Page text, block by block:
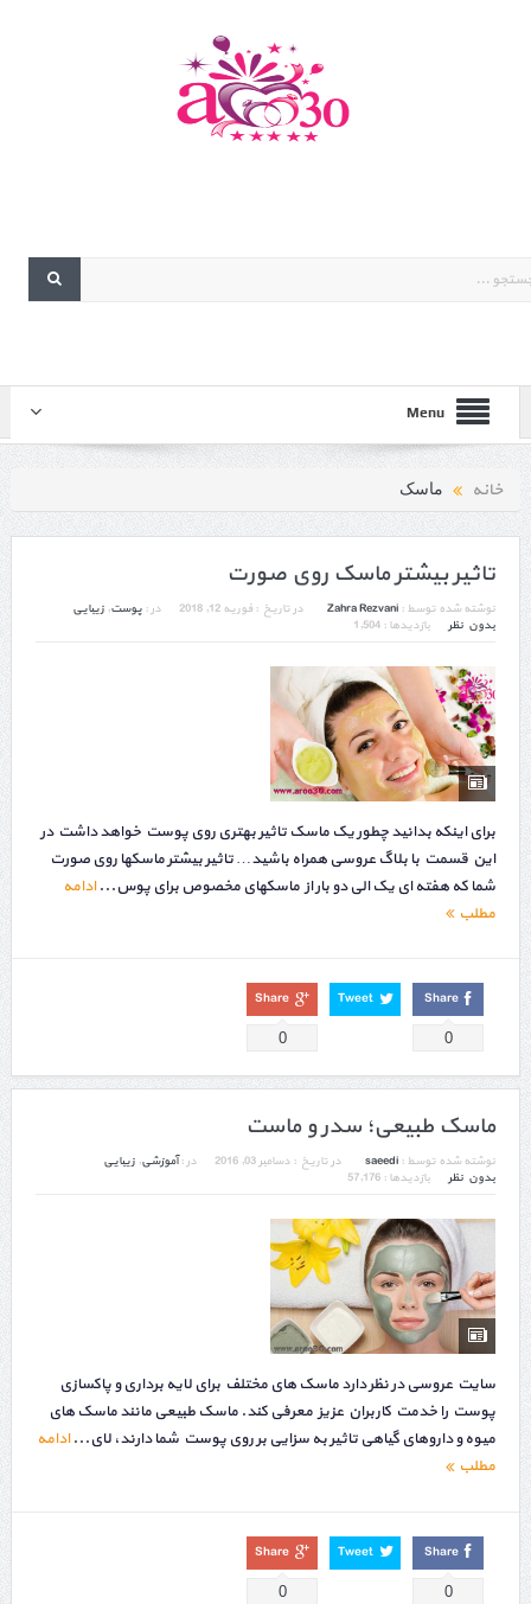
Menu
خانه ماسک
تاثیر بیشتر ماسک روی صورت
نوشته شده توسط : Zahra Rezvani در تاریخ : فوریه 12, 2018 در : پوست, زیبایی
بدون نظر
بازدیدها : 1,504
برای اینکه بدانید چطور یک ماسک تاثیر بهتری روی پوست خواهد داشت در
این قسمت با بلاگ عروسی همراه باشید… تاثیر بیشتر ماسکها روی صورت
شما که هفته ای یک الی دو بار از ماسکهای مخصوص برای پوس...ادامه
مطلب
Share
0
Tweet
Share
0
ماسک طبیعی؛ سدر و ماست
نوشته شده توسط : saeedi در تاریخ : دسامبر 03, 2016 در :آموزشی, زیبایی
بدون نظر
بازدیدها : 57,176
سایت عروسی در نظر دارد ماسک های مختلف برای لایه برداری و پاکسازی
پوست را خدمت کاربران عزیز معرفی کند. ماسک طبیعی مانند ماسک های
میوه و داروهای گیاهی تاثیر به سزایی بر روی پوست شما دارند، لای...ادامه
مطلب
Share
0
Tweet
Share
0